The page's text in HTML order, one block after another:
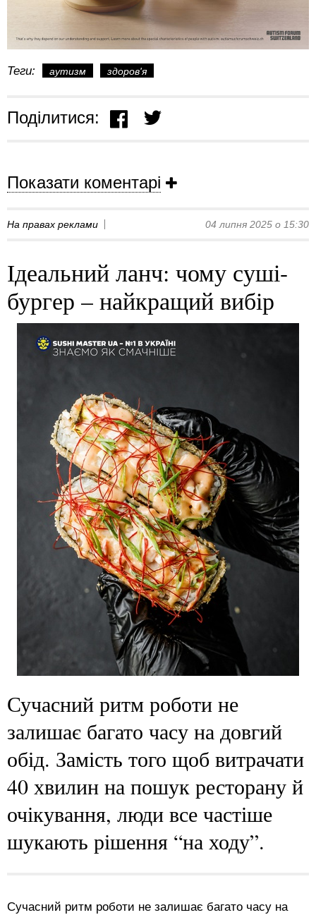
Теги: аутизм здоров'я
Поділитися:
Показати коментарі
На правах реклами 04 липня 2025 о 15:30
Ідеальний ланч: чому суші-
бургер – найкращий вибір
Сучасний ритм роботи не
залишає багато часу на довгий
обід. Замість того щоб витрачати
40 хвилин на пошук ресторану й
очікування, люди все частіше
шукають рішення “на ходу”.
Сучасний ритм роботи не залишає багато часу на